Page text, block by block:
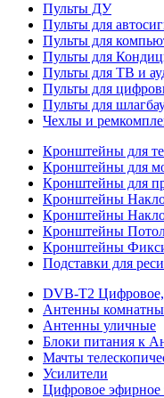
Пульты ДУ
Пульты для
Пульты для
Пульты для
Пульты для ТВ и
Пульты для
Пульты для
Чехлы и
Кронштейны для
Кронштейны для
Кронштейны для
Кронштейны
Кронштейны
Кронштейны
Кронштейны
Подставки для
DVB-T2 Цифровое,
Антенны
Антенны уличные
Блоки питания к
Мачты
Усилители
Цифровое эфирное